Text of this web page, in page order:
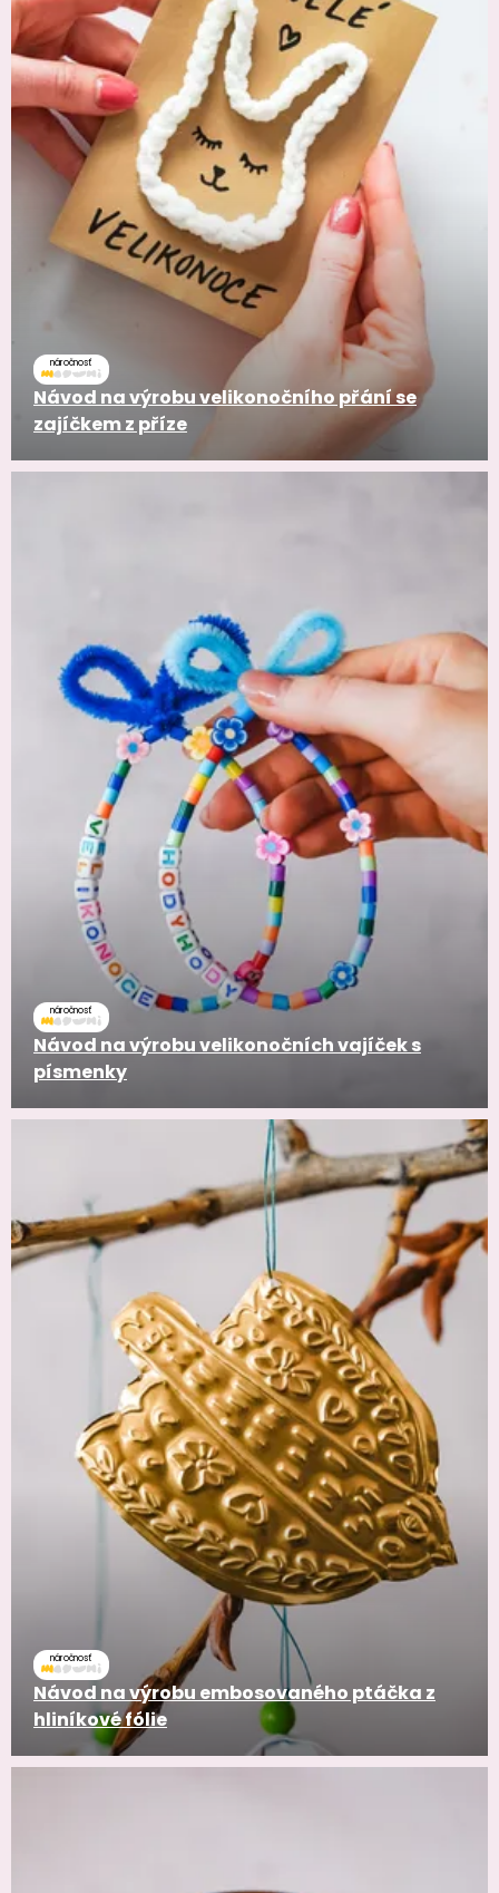
náročnosť
Návod na výrobu velikonočního přání se
zajíčkem z příze
náročnosť
Návod na výrobu velikonočních vajíček s
písmenky
náročnosť
Návod na výrobu embosovaného ptáčka z
hliníkové fólie